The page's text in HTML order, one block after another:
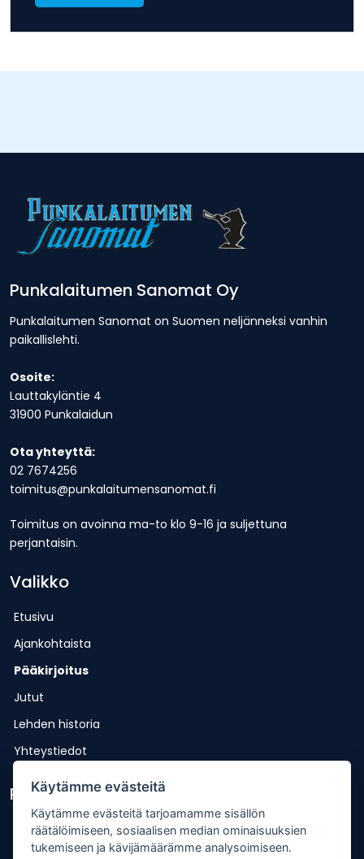
Punkalaitumen Sanomat Oy
Punkalaitumen Sanomat on Suomen neljänneksi vanhin
paikallislehti.
Osoite:
Lauttakyläntie 4
31900 Punkalaidun
Ota yhteyttä:
02 7674256
toimitus@punkalaitumensanomat.fi
Toimitus on avoinna ma-to klo 9-16 ja suljettuna
perjantaisin.
Valikko
Etusivu
Ajankohtaista
Pääkirjoitus
Jutut
Lehden historia
Yhteystiedot
Pikalinkit
Lähetä uutisvinkki
Kopiointiohje
Käytämme evästeitä
Käytämme evästeitä tarjoamamme sisällön
räätälöimiseen, sosiaalisen median ominaisuuksien
tukemiseen ja kävijämäärämme analysoimiseen.